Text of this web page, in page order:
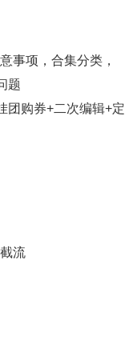
事项，合集分类，
题
团购券+二次编辑+定
流